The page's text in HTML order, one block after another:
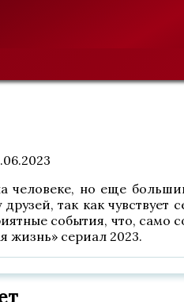
человеке, но еще
так как чувствует
события, что, само
жизнь» сериал 2023.